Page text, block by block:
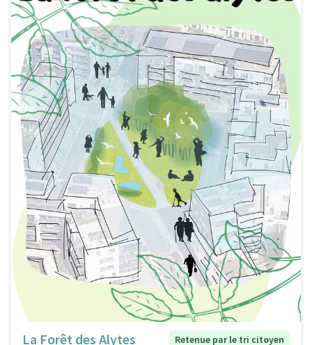
La Forêt des Alytes
Retenue par le tri citoyen